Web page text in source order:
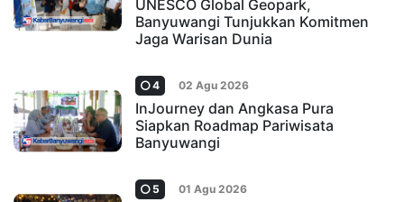
UNESCO Global Geopark,
Banyuwangi Tunjukkan Komitmen
Jaga Warisan Dunia
4 02 Agu 2026
InJourney dan Angkasa Pura
Siapkan Roadmap Pariwisata
Banyuwangi
5 01 Agu 2026